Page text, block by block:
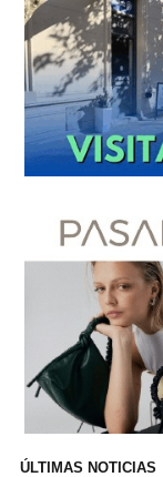
ÚLTIMAS NOTICIAS